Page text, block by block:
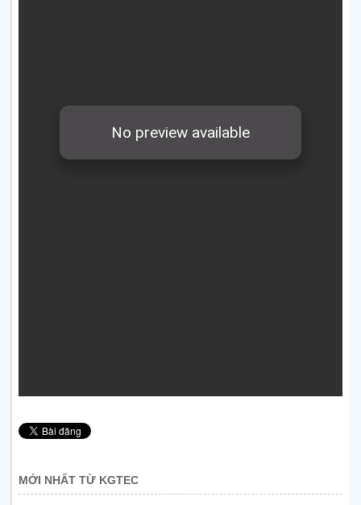
MỚI NHẤT TỪ KGTEC